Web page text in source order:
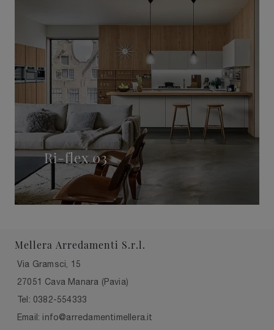
Ri-flex 03
Mellera Arredamenti S.r.l.
Via Gramsci, 15
27051 Cava Manara (Pavia)
Tel: 0382-554333
Email: info@arredamentimellera.it